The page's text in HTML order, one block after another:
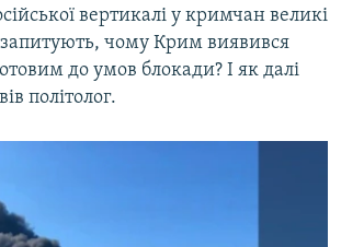
вертикалі у кримчан великі
чому Крим виявився
до умов блокади? І як далі
політолог.